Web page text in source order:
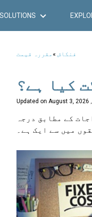
SOLUTIONS
فنکاش » مقررہ قیمت
کیا ہے؟
Updated on August 3, 2026
کے مطابق درجہ
میں سے ایک ہے۔